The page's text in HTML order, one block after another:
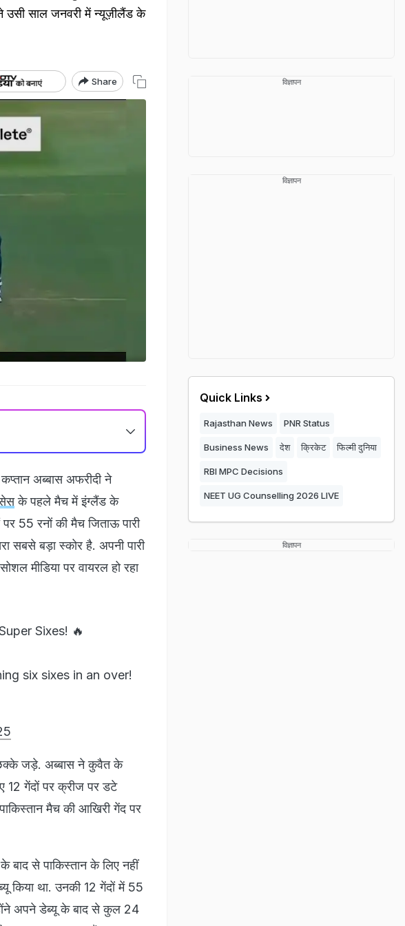
उसी साल जनवरी में न्यूज़ीलैंड के
Share
अब्बास अफरीदी ने
के पहले मैच में इंग्लैंड के
पर 55 रनों की मैच जिताऊ पारी
सबसे बड़ा स्कोर है. अपनी पारी
मीडिया पर वायरल हो रहा
Sixes! 🔥
six sixes in an over!
छक्के जड़े. अब्बास ने कुवैत के
12 गेंदों पर क्रीज पर डटे
मैच की आखिरी गेंद पर
से पाकिस्तान के लिए नहीं
किया था. उनकी 12 गेंदों में 55
अपने डेब्यू के बाद से कुल 24
विज्ञापन
विज्ञापन
Quick Links
Rajasthan News PNR Status
Business News देश क्रिकेट फिल्मी दुनिया
RBI MPC Decisions
NEET UG Counselling 2026 LIVE
विज्ञापन